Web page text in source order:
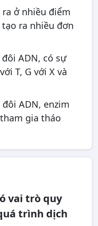
ra ở nhiều điểm
ra nhiều đơn
ADN, có sự
T, G với X và
ADN, enzim
gia tháo
vai trò quy
trình dịch